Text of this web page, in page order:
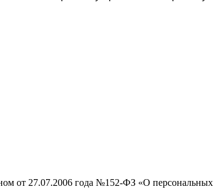
от 27.07.2006 года №152-ФЗ «О персональных